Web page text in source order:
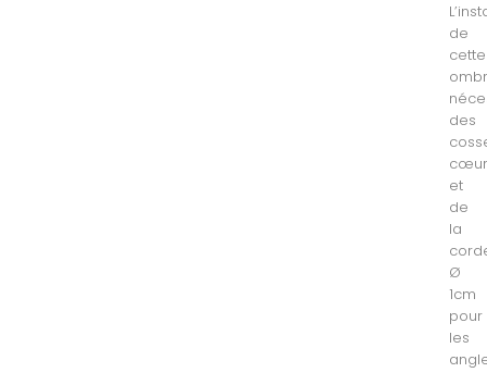
de
cette
des
et
de
la
Ø
1cm
pour
les